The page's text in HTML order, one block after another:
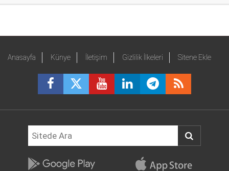
Anasayfa Künye İletişim Gizlilik İlkeleri Sitene Ekle